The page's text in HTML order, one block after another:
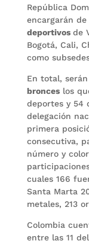
República
encargarán
deportivos de
Bogotá, Cali,
como
En total, serán
bronceslos
deportes y 54
delegación
primera
consecutiva,
número y
cuales 166
Santa Marta
metales, 213
Colombia
entre las 11